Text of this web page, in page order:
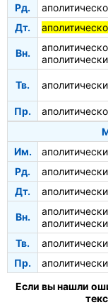
Рд.
Дт.
Вн.
Тв.
Пр.
Им.
Рд.
Дт.
Вн.
Тв.
Пр.
Если вы нашли